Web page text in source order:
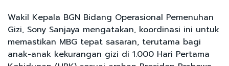
Wakil Kepala BGN Bidang Operasional Pemenuhan
Gizi, Sony Sanjaya mengatakan, koordinasi ini untuk
memastikan MBG tepat sasaran, terutama bagi
anak-anak kekurangan gizi di 1.000 Hari Pertama